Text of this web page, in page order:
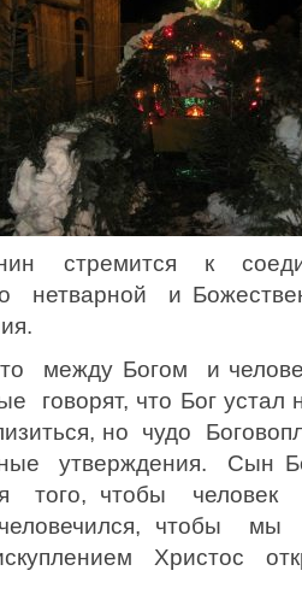
стремится к
нетварной и
между Богом и
говорят, что Бог
но чудо
утверждения.
того, чтобы
чтобы мы
Христос